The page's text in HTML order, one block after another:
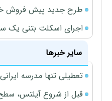
طرح جدید پیش فروش
اجرای اسکلت بتنی یک
سایر خبرها
تعطیلی تنها مدرسه
قبل از شروع آیلتس، سطح